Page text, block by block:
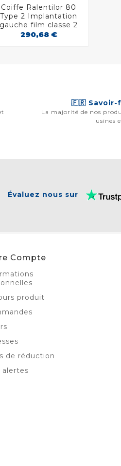
 
Coiffe Ralentilor 80
Type 2 Implantation
gauche film classe 2
290,68 €
🇫🇷 Savoir-
La majorité de nos
usines
Évaluez nous sur
Compte
produit
de réduction
alertes